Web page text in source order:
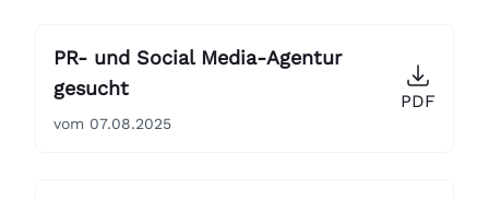
PR- und Social Media-Agentur
gesucht
vom 07.08.2025
PDF